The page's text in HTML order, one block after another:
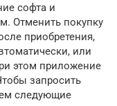
софта и
Отменить покупку
приобретения,
или
этом приложение
запросить
следующие